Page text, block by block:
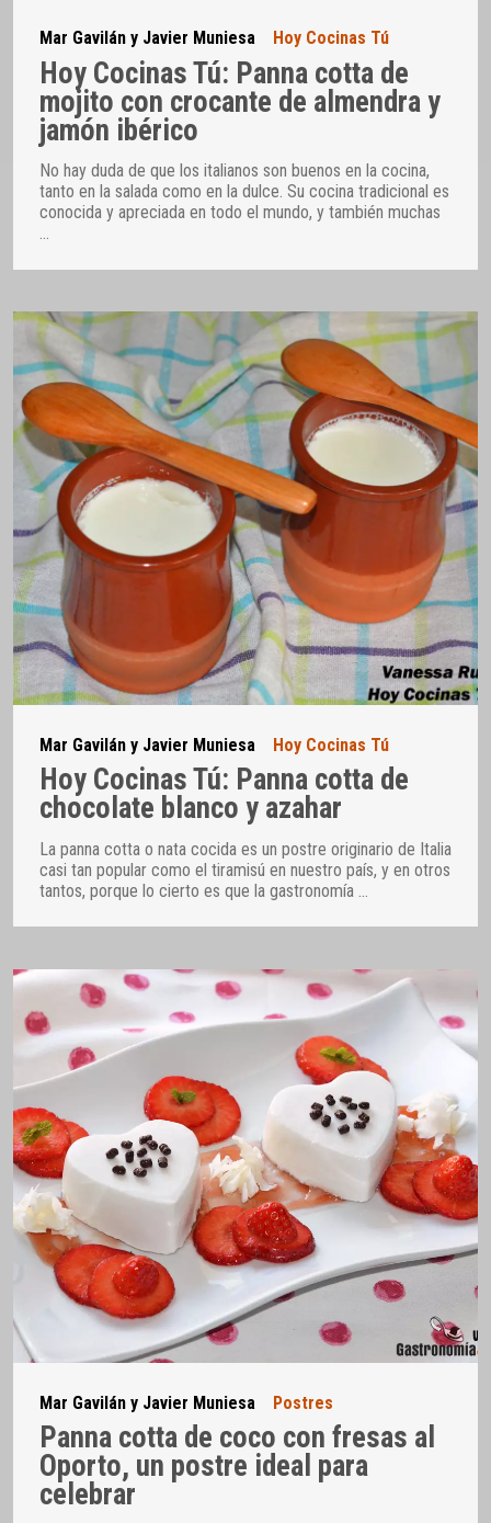
Mar Gavilán y Javier Muniesa Hoy Cocinas Tú
Hoy Cocinas Tú: Panna cotta de
mojito con crocante de almendra y
jamón ibérico
No hay duda de que los italianos son buenos en la cocina,
tanto en la salada como en la dulce. Su cocina tradicional es
conocida y apreciada en todo el mundo, y también muchas
…
Mar Gavilán y Javier Muniesa Hoy Cocinas Tú
Hoy Cocinas Tú: Panna cotta de
chocolate blanco y azahar
La panna cotta o nata cocida es un postre originario de Italia
casi tan popular como el tiramisú en nuestro país, y en otros
tantos, porque lo cierto es que la gastronomía
Mar Gavilán y Javier Muniesa Postres
Panna cotta de coco con fresas al
Oporto, un postre ideal para
celebrar